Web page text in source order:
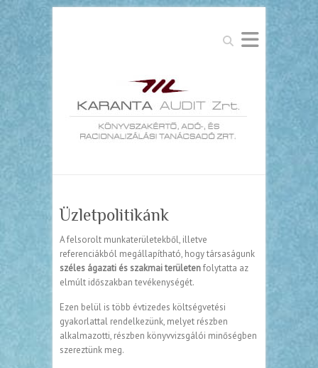
Search
Üzletpolitikánk
A felsorolt munkaterületekből, illetve
referenciákból megállapítható, hogy társaságunk
széles ágazati és szakmai területenfolytatta az
elmúlt időszakban tevékenységét.
Ezen belül is több évtizedes költségvetési
gyakorlattal rendelkezünk, melyet részben
alkalmazotti, részben könyvvizsgálói minőségben
szereztünk meg.